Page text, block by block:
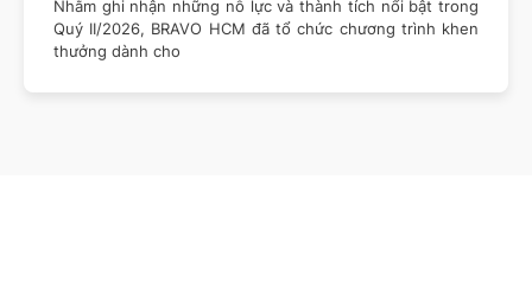
Nhằm ghi nhận những nỗ lực và thành tích nổi bật trong
Quý II/2026, BRAVO HCM đã tổ chức chương trình khen
thưởng dành cho